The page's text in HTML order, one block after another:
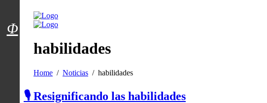
Menú usuarios
habilidades
Home Noticias habilidades
🎙️ Resignificando las habilidades
Φ